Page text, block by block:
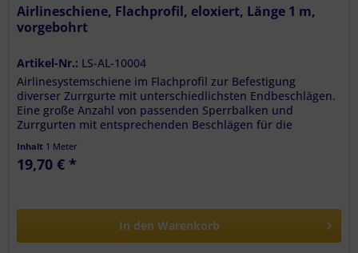
Airlineschiene, Flachprofil, eloxiert, Länge 1 m,
vorgebohrt
Artikel-Nr.: LS-AL-10004
Airlinesystemschiene im Flachprofil zur Befestigung
diverser Zurrgurte mit unterschiedlichsten Endbeschlägen.
Eine große Anzahl von passenden Sperrbalken und
Zurrgurten mit entsprechenden Beschlägen für die
Inhalt 1 Meter
19,70 € *
In den Warenkorb